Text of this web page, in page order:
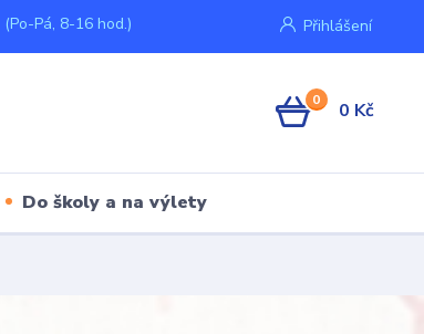
Přihlášení
(Po-Pá, 8-16 hod.)
0 0 Kč
Do školy a na výlety